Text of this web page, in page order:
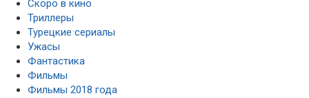
Скоро в кино
Триллеры
Турецкие сериалы
Ужасы
Фантастика
Фильмы
Фильмы 2018 года